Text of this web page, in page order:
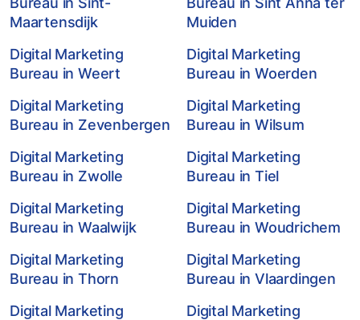
Maartensdijk
Muiden
Digital Marketing
Bureau in Weert
Digital Marketing
Bureau in Woerden
Digital Marketing
Bureau in Zevenbergen
Digital Marketing
Bureau in Wilsum
Digital Marketing
Bureau in Zwolle
Digital Marketing
Bureau in Tiel
Digital Marketing
Bureau in Waalwijk
Digital Marketing
Bureau in Woudrichem
Digital Marketing
Bureau in Thorn
Digital Marketing
Bureau in Vlaardingen
Digital Marketing
Digital Marketing